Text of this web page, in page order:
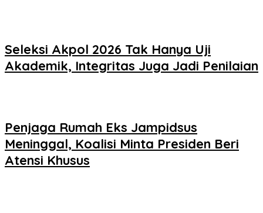
Seleksi Akpol 2026 Tak Hanya Uji
Akademik, Integritas Juga Jadi Penilaian
Penjaga Rumah Eks Jampidsus
Meninggal, Koalisi Minta Presiden Beri
Atensi Khusus